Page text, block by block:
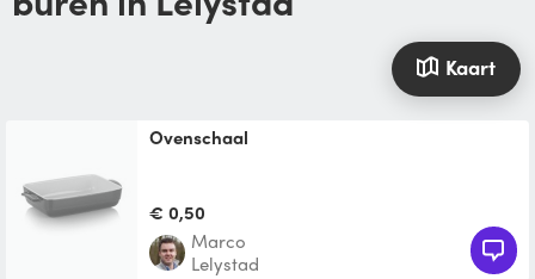
Kaart
ovenschaal
€ 0,50
Marco
Lelystad